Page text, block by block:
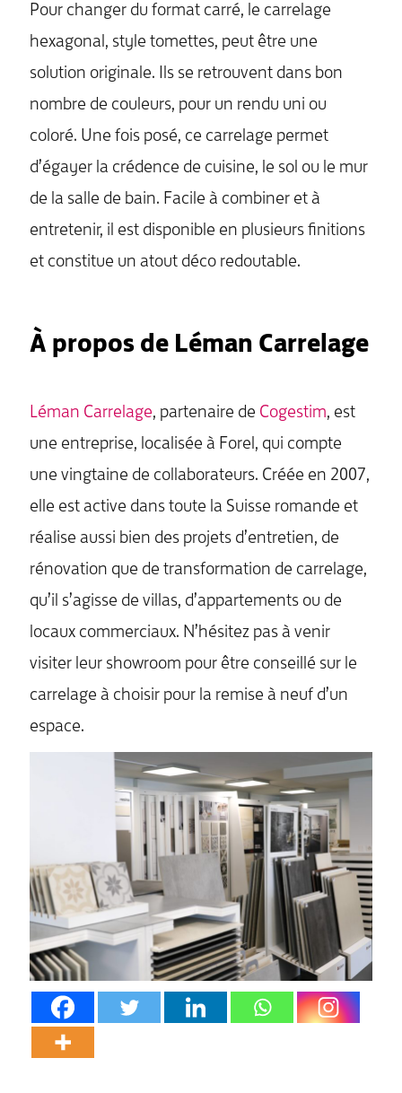
Pour changer du format carré, le carrelage
hexagonal, style tomettes, peut être une
solution originale. Ils se retrouvent dans bon
nombre de couleurs, pour un rendu uni ou
coloré. Une fois posé, ce carrelage permet
d’égayer la crédence de cuisine, le sol ou le mur
de la salle de bain. Facile à combiner et à
entretenir, il est disponible en plusieurs finitions
et constitue un atout déco redoutable.
À propos de Léman Carrelage
Léman Carrelage, partenaire de Cogestim, est
une entreprise, localisée à Forel, qui compte
une vingtaine de collaborateurs. Créée en 2007,
elle est active dans toute la Suisse romande et
réalise aussi bien des projets d’entretien, de
rénovation que de transformation de carrelage,
qu’il s’agisse de villas, d’appartements ou de
locaux commerciaux. N’hésitez pas à venir
visiter leur showroom pour être conseillé sur le
carrelage à choisir pour la remise à neuf d’un
espace.